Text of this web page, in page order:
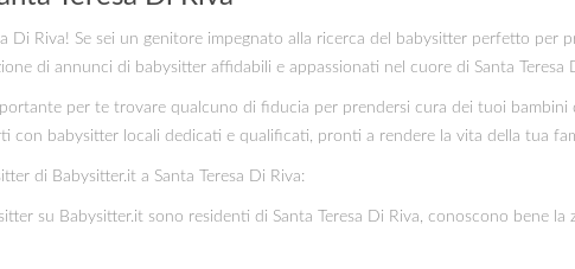
Di Riva! Se sei un genitore impegnato alla ricerca del babysitter perfetto
di annunci di babysitter affidabili e appassionati nel cuore di Santa Teresa
per te trovare qualcuno di fiducia per prendersi cura dei tuoi
con babysitter locali dedicati e qualificati, pronti a rendere la vita della tua
di Babysitter.it a Santa Teresa Di Riva:
su Babysitter.it sono residenti di Santa Teresa Di Riva, conoscono bene